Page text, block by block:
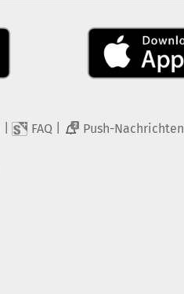
FAQ 2 Push-Nachrichten